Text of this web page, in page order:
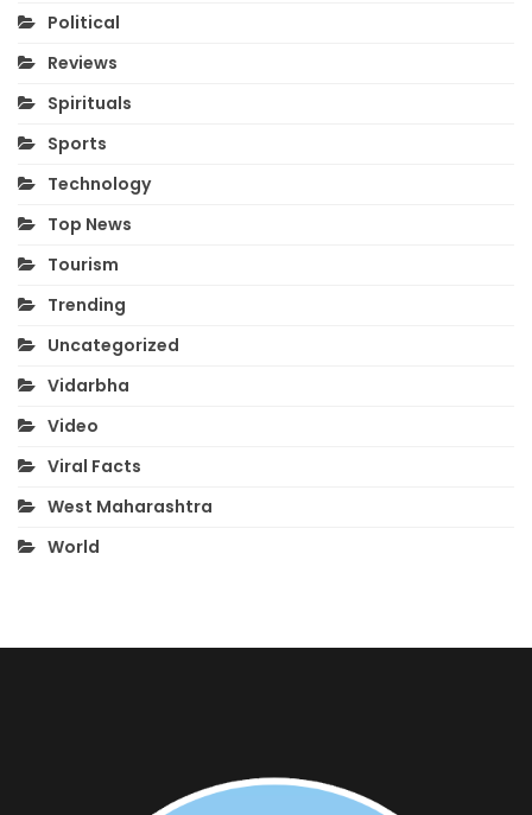
Political
Reviews
Spirituals
Sports
Technology
Top News
Tourism
Trending
Uncategorized
Vidarbha
Video
Viral Facts
West Maharashtra
World